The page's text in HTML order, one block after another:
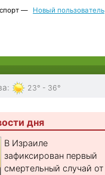
— Новый пользователь
: 23° - 36°
дня
В Израиле
зафиксирован первый
смертельный случай от